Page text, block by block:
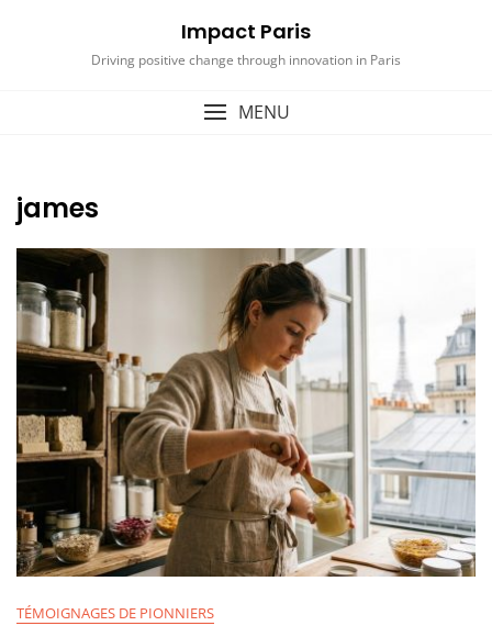
Impact Paris
Driving positive change through innovation in Paris
MENU
james
TÉMOIGNAGES DE PIONNIERS